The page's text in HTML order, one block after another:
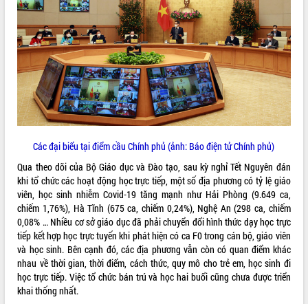
Khám bệnh, cấp phát thuốc miễn phí
và tặng quà người dân xã Cư Pui
Hội nghị UBND tỉnh Đắk Lắk thường kỳ
tháng 7/2026
Lễ truy tặng danh hiệu “Bà Mẹ Việt
Nam Anh hùng” và trao Huân chương
Lao động
UBND tỉnh Đắk Lắk triển khai nhiệm
vụ 6 tháng cuối năm 2026
Kỳ họp thứ Hai, Hội đồng nhân dân
tỉnh khóa XI quyết nghị nhiều nội dung
quan trọng
Bí thư Tỉnh ủy Lương Nguyễn Minh
Triết thăm, tặng quà người có công với
ALBUM ẢNH
Các đại biểu tại điểm cầu Chính phủ (ảnh: Báo điện tử Chính phủ)
Qua theo dõi của Bộ Giáo dục và Đào tạo, sau kỳ nghỉ Tết Nguyên đán
khi tổ chức các hoạt động học trực tiếp, một số địa phương có tỷ lệ giáo
viên, học sinh nhiễm Covid-19 tăng mạnh như Hải Phòng (9.649 ca,
chiếm 1,76%), Hà Tĩnh (675 ca, chiếm 0,24%), Nghệ An (298 ca, chiếm
0,08% … Nhiều cơ sở giáo dục đã phải chuyển đổi hình thức dạy học trực
tiếp kết hợp học trực tuyến khi phát hiện có ca F0 trong cán bộ, giáo viên
và học sinh. Bên cạnh đó, các địa phương vẫn còn có quan điểm khác
nhau về thời gian, thời điểm, cách thức, quy mô cho trẻ em, học sinh đi
học trực tiếp. Việc tổ chức bán trú và học hai buổi cũng chưa được triển
khai thống nhất.